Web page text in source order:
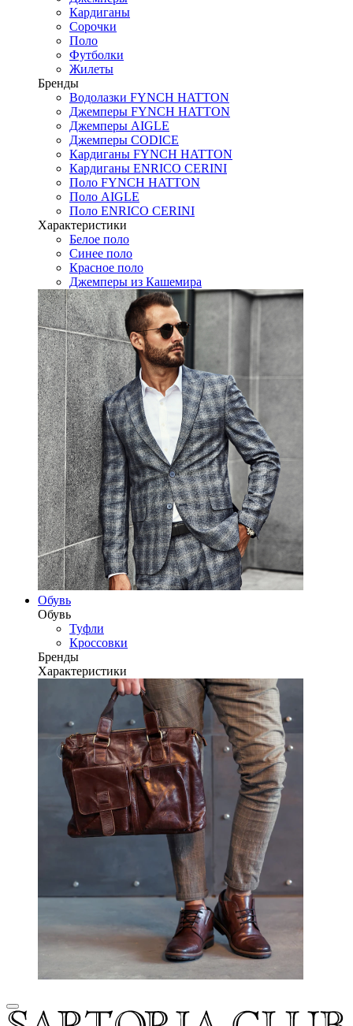
Кардиганы
Сорочки
Поло
Футболки
Жилеты
Бренды
Водолазки FYNCH HATTON
Джемперы FYNCH HATTON
Джемперы AIGLE
Джемперы CODICE
Кардиганы FYNCH HATTON
Кардиганы ENRICO CERINI
Поло FYNCH HATTON
Поло AIGLE
Поло ENRICO CERINI
Характеристики
Белое поло
Синее поло
Красное поло
Джемперы из Кашемира
Обувь
Обувь
Туфли
Кроссовки
Бренды
Характеристики